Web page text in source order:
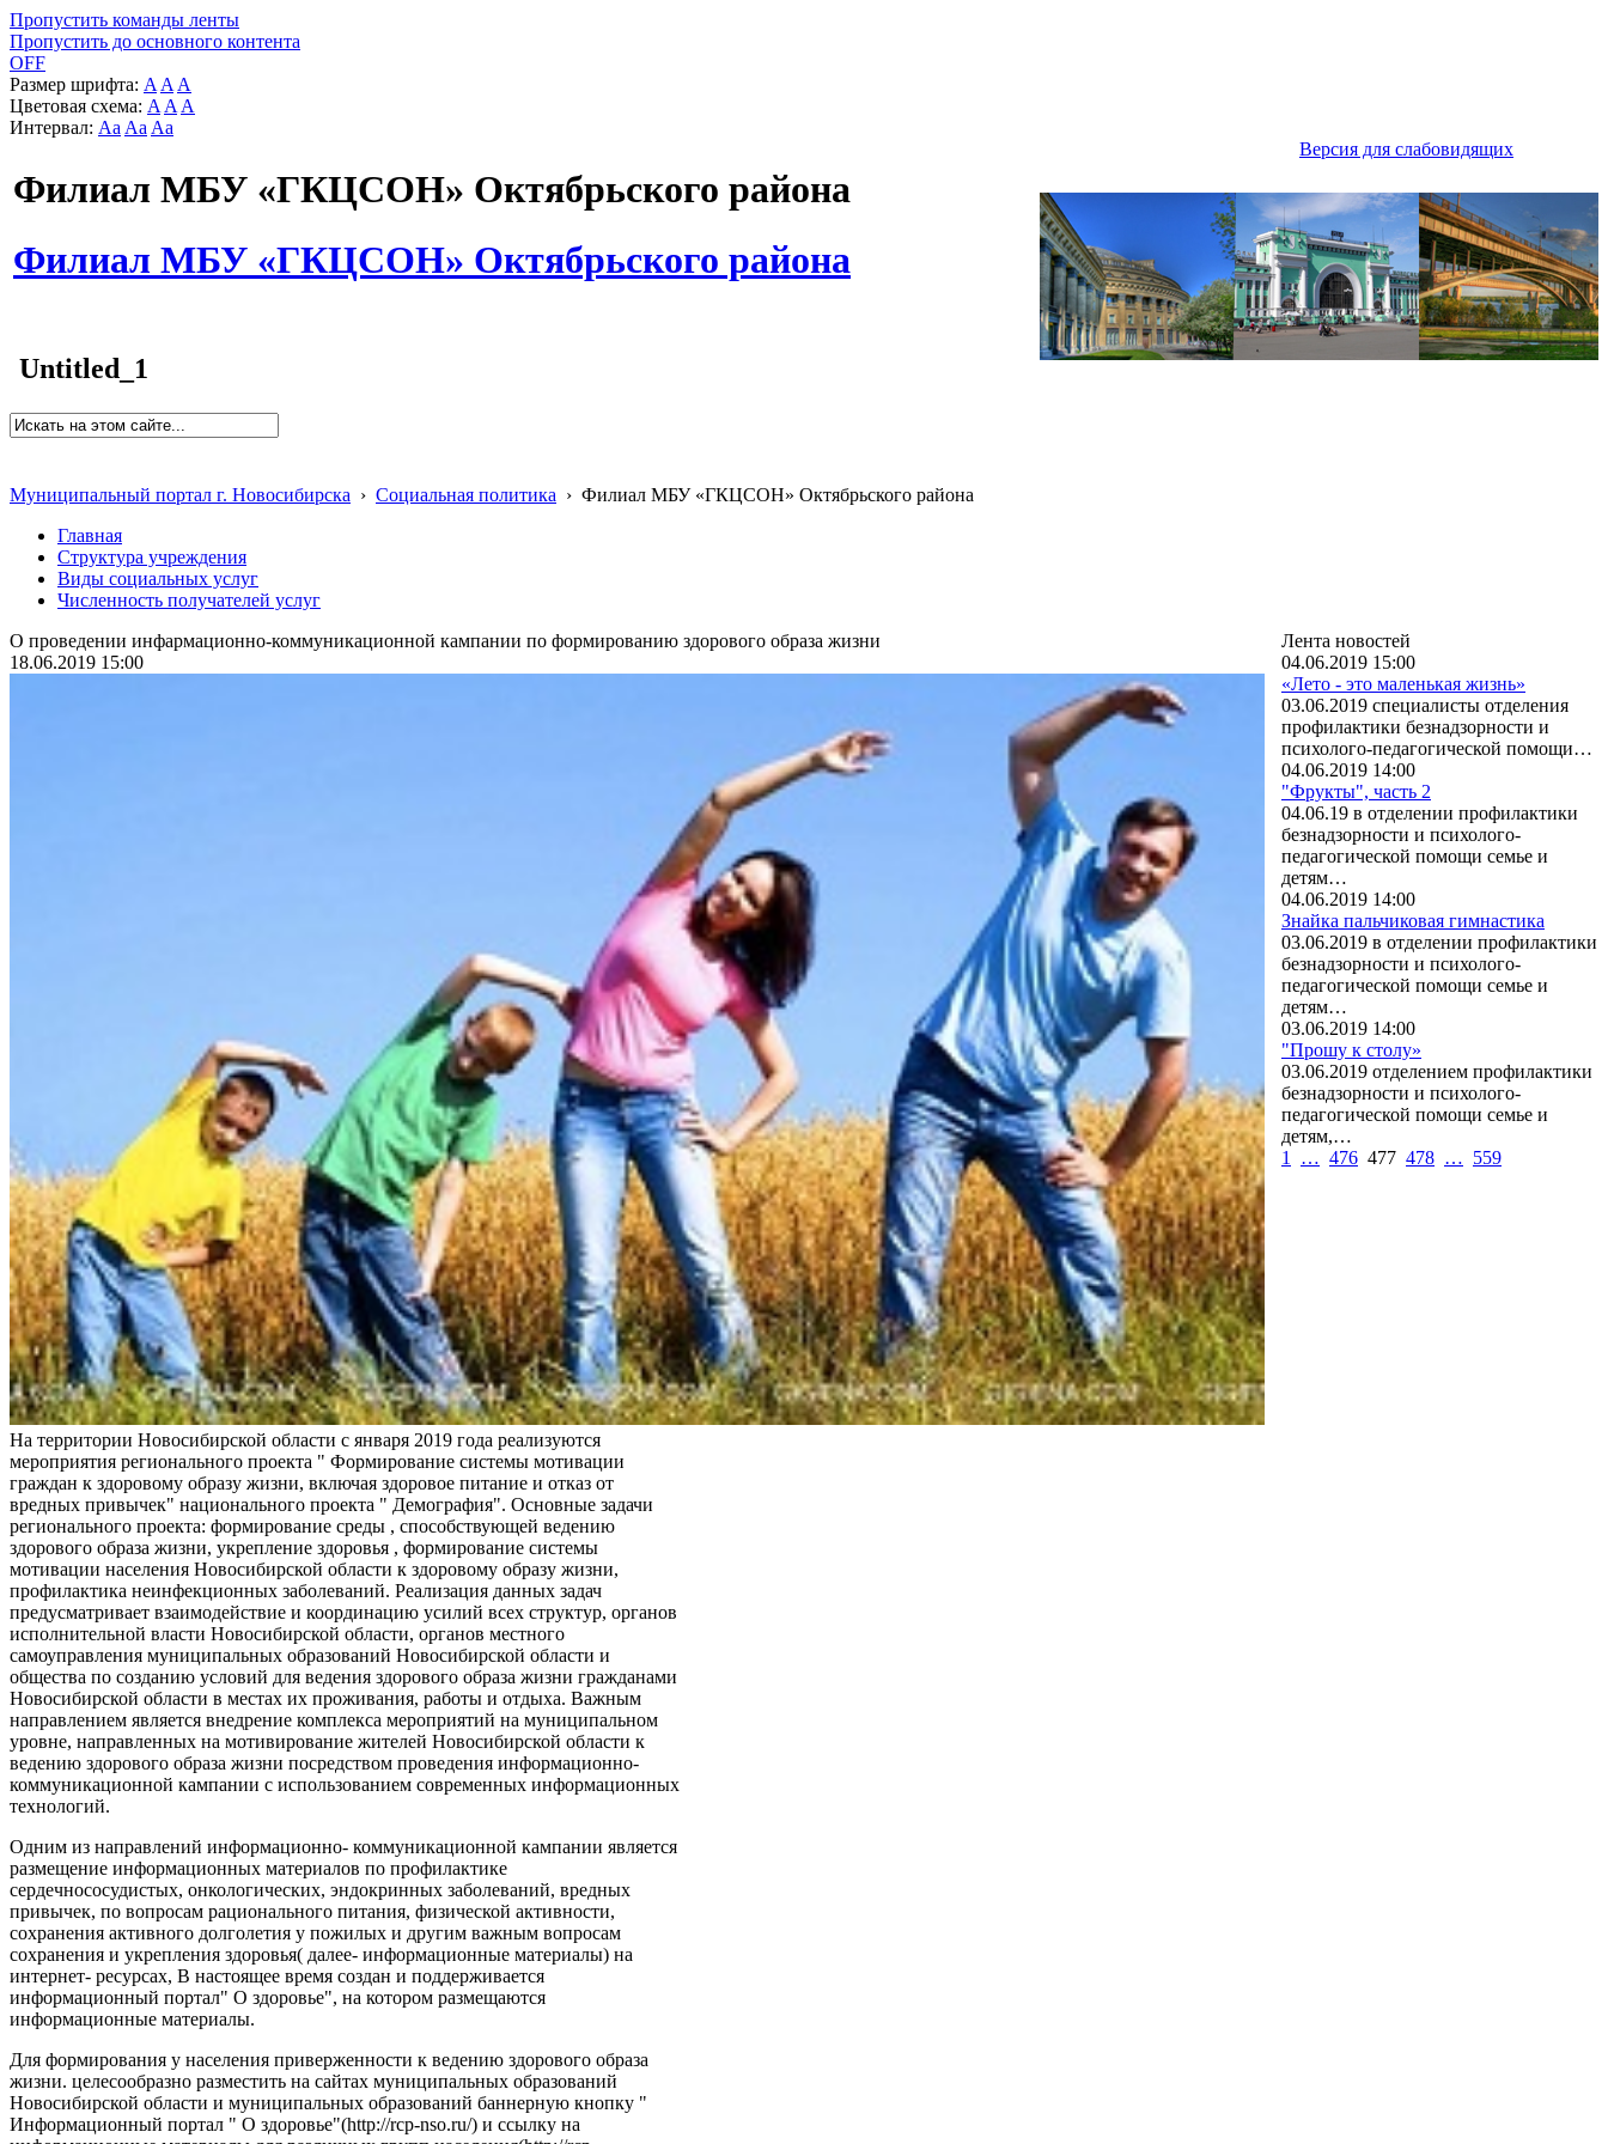
Пропустить команды ленты
Пропустить до основного контента
OFF
Размер шрифта: A A A
Цветовая схема: A A A
Интервал: Aa Aa Aa
Версия для слабовидящих
Филиал МБУ «ГКЦСОН» Октябрьского района
Филиал МБУ «ГКЦСОН» Октябрьского района
Untitled_1
Муниципальный портал г. Новосибирска › Социальная политика › Филиал МБУ «ГКЦСОН» Октябрьского района
Главная
Структура учреждения
Виды социальных услуг
Численность получателей услуг
О проведении инфармационно-коммуникационной кампании по формированию здорового образа жизни
18.06.2019 15:00
На территории Новосибирской области с января 2019 года реализуются
мероприятия регионального проекта " Формирование системы мотивации
граждан к здоровому образу жизни, включая здоровое питание и отказ от
вредных привычек" национального проекта " Демография". Основные задачи
регионального проекта: формирование среды , способствующей ведению
здорового образа жизни, укрепление здоровья , формирование системы
мотивации населения Новосибирской области к здоровому образу жизни,
профилактика неинфекционных заболеваний. Реализация данных задач
предусматривает взаимодействие и координацию усилий всех структур, органов
исполнительной власти Новосибирской области, органов местного
самоуправления муниципальных образований Новосибирской области и
общества по созданию условий для ведения здорового образа жизни гражданами
Новосибирской области в местах их проживания, работы и отдыха. Важным
направлением является внедрение комплекса мероприятий на муниципальном
уровне, направленных на мотивирование жителей Новосибирской области к
ведению здорового образа жизни посредством проведения информационно-
коммуникационной кампании с использованием современных информационных
технологий.
Одним из направлений информационно- коммуникационной кампании является
размещение информационных материалов по профилактике
сердечнососудистых, онкологических, эндокринных заболеваний, вредных
привычек, по вопросам рационального питания, физической активности,
сохранения активного долголетия у пожилых и другим важным вопросам
сохранения и укрепления здоровья( далее- информационные материалы) на
интернет- ресурсах, В настоящее время создан и поддерживается
информационный портал" О здоровье", на котором размещаются
информационные материалы.
Для формирования у населения приверженности к ведению здорового образа
жизни. целесообразно разместить на сайтах муниципальных образований
Новосибирской области и муниципальных образований баннерную кнопку "
Информационный портал " О здоровье"(http://rcp-nso.ru/) и ссылку на
Лента новостей
04.06.2019 15:00
«Лето - это маленькая жизнь»
03.06.2019 специалисты отделения
профилактики безнадзорности и
психолого-педагогической помощи…
04.06.2019 14:00
"Фрукты", часть 2
04.06.19 в отделении профилактики
безнадзорности и психолого-
педагогической помощи семье и
детям…
04.06.2019 14:00
Знайка пальчиковая гимнастика
03.06.2019 в отделении профилактики
безнадзорности и психолого-
педагогической помощи семье и
детям…
03.06.2019 14:00
"Прошу к столу»
03.06.2019 отделением профилактики
безнадзорности и психолого-
педагогической помощи семье и
детям,…
1
… 476 477 478 … 559